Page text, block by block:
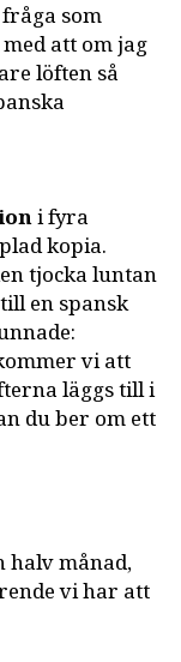
som
att om jag
löften så
i fyra
kopia.
tjocka luntan
en spansk
vi att
läggs till i
du ber om ett
halv månad,
vi har att